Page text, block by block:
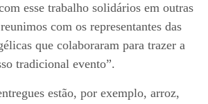
esse trabalho solidários em outras
com os representantes das
que colaboraram para trazer a
tradicional evento”.
estão, por exemplo, arroz,